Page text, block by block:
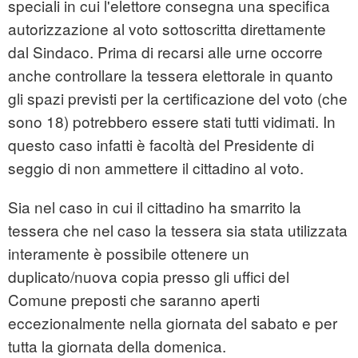
speciali in cui l'elettore consegna una specifica
autorizzazione al voto sottoscritta direttamente
dal Sindaco. Prima di recarsi alle urne occorre
anche controllare la tessera elettorale in quanto
gli spazi previsti per la certificazione del voto (che
sono 18) potrebbero essere stati tutti vidimati. In
questo caso infatti è facoltà del Presidente di
seggio di non ammettere il cittadino al voto.
Sia nel caso in cui il cittadino ha smarrito la
tessera che nel caso la tessera sia stata utilizzata
interamente è possibile ottenere un
duplicato/nuova copia presso gli uffici del
Comune preposti che saranno aperti
eccezionalmente nella giornata del sabato e per
tutta la giornata della domenica.